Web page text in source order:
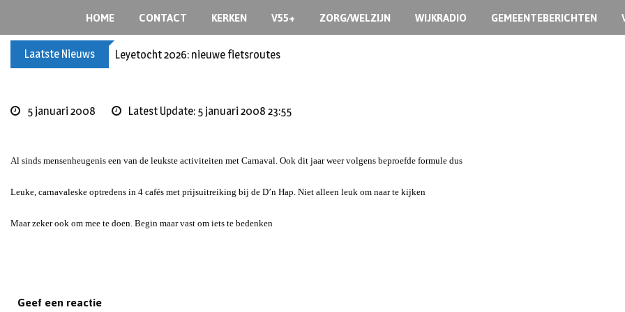
content
HOME CONTACT KERKEN V55+ ZORG/WELZIJN WIJKRADIO GEMEENTEBERICHTEN
Laatste Nieuws Leyetocht 2026: nieuwe fietsroutes
5 januari 2008 Latest Update: 5 januari 2008 23:55
Al sinds mensenheugenis een van de leukste activiteiten met Carnaval. Ook dit jaar weer volgens beproefde formule dus
Leuke, carnavaleske optredens in 4 cafés met prijsuitreiking bij de D’n Hap. Niet alleen leuk om naar te kijken
Maar zeker ook om mee te doen. Begin maar vast om iets te bedenken
Geef een reactie